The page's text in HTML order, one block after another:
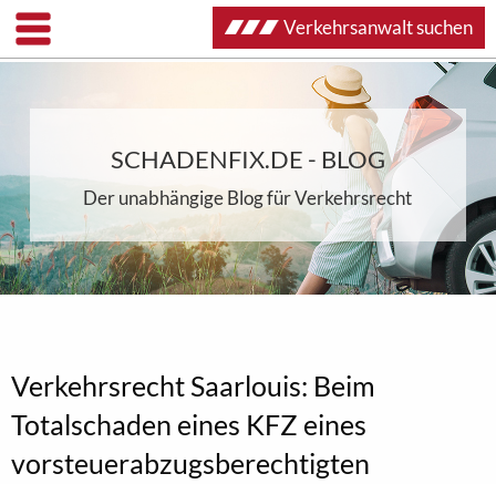
SCHADENFIX.DE - BLOG
Der unabhängige Blog für Verkehrsrecht
Verkehrsrecht Saarlouis: Beim
Totalschaden eines KFZ eines
vorsteuerabzugsberechtigten
Verkehrsanwalt suchen